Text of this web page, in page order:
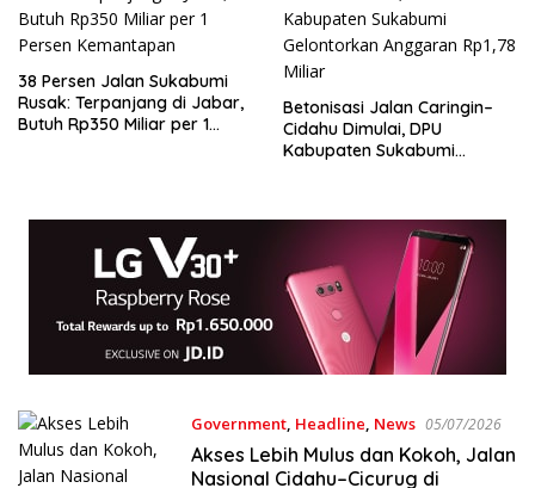
38 Persen Jalan Sukabumi
Rusak: Terpanjang di Jabar,
Butuh Rp350 Miliar per 1
Betonisasi Jalan Caringin–
Cidahu Dimulai, DPU
Kabupaten Sukabumi
Government, Headline, News 05/07/2026
Akses Lebih Mulus dan Kokoh, Jalan
Nasional Cidahu–Cicurug di